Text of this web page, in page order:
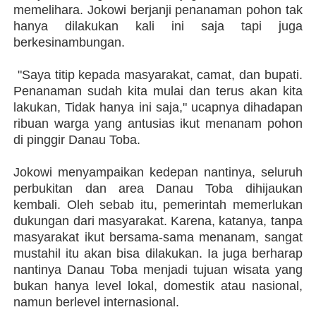
memelihara. Jokowi berjanji penanaman pohon tak
hanya dilakukan kali ini saja tapi juga
berkesinambungan.
"Saya titip kepada masyarakat, camat, dan bupati.
Penanaman sudah kita mulai dan terus akan kita
lakukan, Tidak hanya ini saja," ucapnya dihadapan
ribuan warga yang antusias ikut menanam pohon
di pinggir Danau Toba.
Jokowi menyampaikan kedepan nantinya, seluruh
perbukitan dan area Danau Toba dihijaukan
kembali. Oleh sebab itu, pemerintah memerlukan
dukungan dari masyarakat. Karena, katanya, tanpa
masyarakat ikut bersama-sama menanam, sangat
mustahil itu akan bisa dilakukan. Ia juga berharap
nantinya Danau Toba menjadi tujuan wisata yang
bukan hanya level lokal, domestik atau nasional,
namun berlevel internasional.